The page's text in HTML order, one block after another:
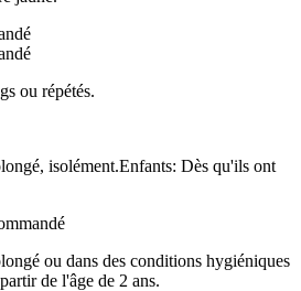
ou répétés.
isolément.Enfants: Dès qu'ils ont
ou dans des conditions hygiéniques
de l'âge de 2 ans.